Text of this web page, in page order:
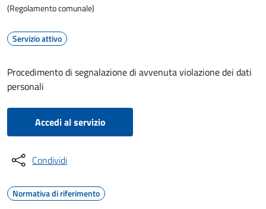
(Regolamento comunale)
Servizio attivo
Procedimento di segnalazione di avvenuta violazione dei dati
personali
Accedi al servizio
Condividi
Normativa di riferimento